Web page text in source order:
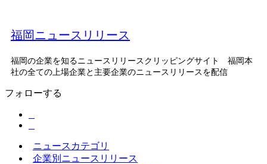
福岡ニュースリリース
福岡の企業を知るニュースリリースクリッピングサイト 福岡本
社の全ての上場企業と主要企業のニュースリリースを配信
フォローする
ニュースカテゴリ
企業別ニュースリリース